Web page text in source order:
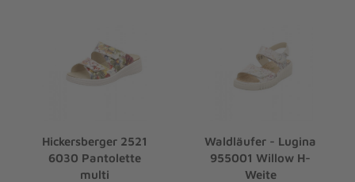
Hickersberger 2521
6030 Pantolette
multi
Waldläufer - Lugina
955001 Willow H-
Weite